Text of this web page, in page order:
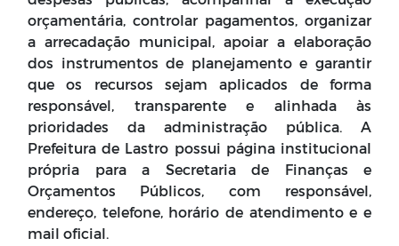
orçamentária, controlar pagamentos, organizar
a arrecadação municipal, apoiar a elaboração
dos instrumentos de planejamento e garantir
que os recursos sejam aplicados de forma
responsável, transparente e alinhada às
prioridades da administração pública. A
Prefeitura de Lastro possui página institucional
própria para a Secretaria de Finanças e
Orçamentos Públicos, com responsável,
endereço, telefone, horário de atendimento e e
mail oficial.